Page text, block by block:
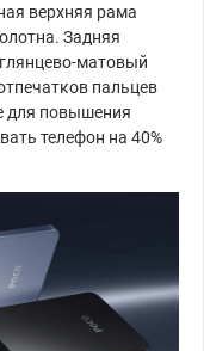
верхняя рама
Задняя
матовый
пальцев
для повышения
телефон на 40%